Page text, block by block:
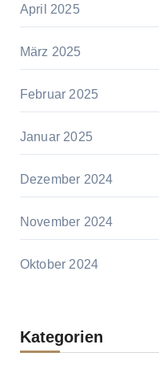
April 2025
März 2025
Februar 2025
Januar 2025
Dezember 2024
November 2024
Oktober 2024
Kategorien